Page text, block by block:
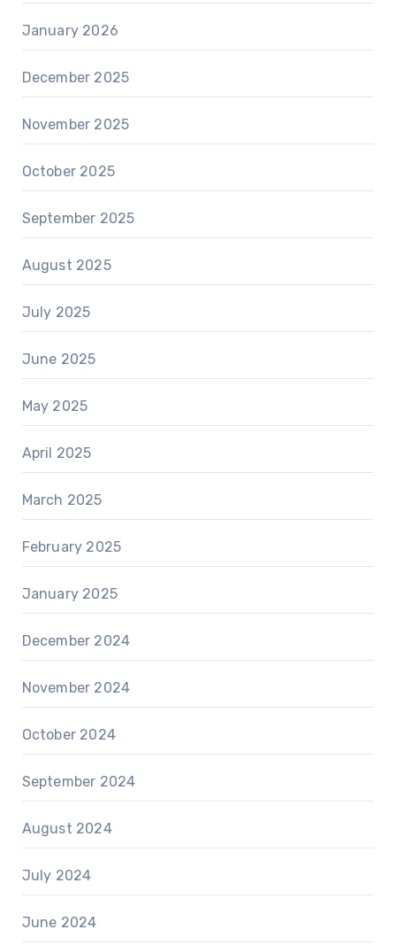
January 2026
December 2025
November 2025
October 2025
September 2025
August 2025
July 2025
June 2025
May 2025
April 2025
March 2025
February 2025
January 2025
December 2024
November 2024
October 2024
September 2024
August 2024
July 2024
June 2024